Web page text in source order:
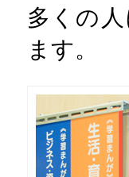
多くの
ます。